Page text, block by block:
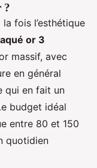
?
fois l’esthétique
or 3
massif, avec
en général
qui en fait un
budget idéal
entre 80 et 150
quotidien